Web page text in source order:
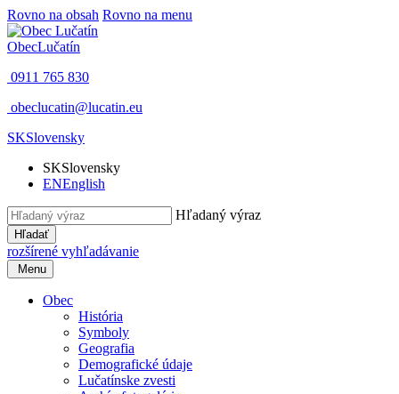
Rovno na obsah Rovno na menu
ObecLučatín
0911 765 830
obeclucatin@lucatin.eu
SKSlovensky
SKSlovensky
ENEnglish
Hľadaný výraz
Hľadať
rozšírené vyhľadávanie
Menu
Obec
História
Symboly
Geografia
Demografické údaje
Lučatínske zvesti